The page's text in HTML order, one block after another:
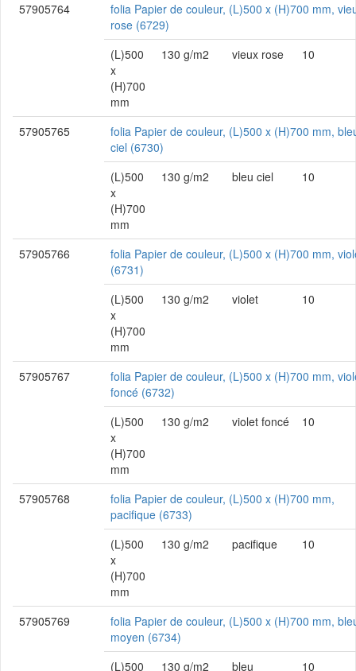
57905764
folia Papier de couleur, (L)500 x (H)700 mm,
rose (6729)
(L)500
x
(H)700
mm
130 g/m2 vieux rose 10
57905765
folia Papier de couleur, (L)500 x (H)700 mm,
ciel (6730)
(L)500
x
(H)700
mm
130 g/m2 bleu ciel 10
57905766
folia Papier de couleur, (L)500 x (H)700 mm,
(6731)
(L)500
x
(H)700
mm
130 g/m2 violet 10
57905767
folia Papier de couleur, (L)500 x (H)700 mm,
foncé (6732)
(L)500
x
(H)700
mm
130 g/m2 violet foncé 10
57905768
folia Papier de couleur, (L)500 x (H)700 mm,
pacifique (6733)
(L)500
x
(H)700
mm
130 g/m2 pacifique 10
57905769
folia Papier de couleur, (L)500 x (H)700 mm,
moyen (6734)
(L)500
130 g/m2 bleu 10